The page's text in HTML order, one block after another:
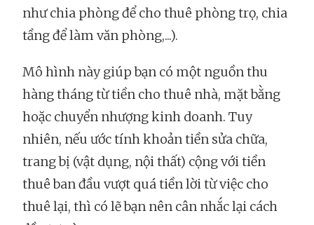
như chia phòng để cho thuê phòng trọ, chia
tầng để làm văn phòng,...).
Mô hình này giúp bạn có một nguồn thu
hàng tháng từ tiền cho thuê nhà, mặt bằng
hoặc chuyển nhượng kinh doanh. Tuy
nhiên, nếu ước tính khoản tiền sửa chữa,
trang bị (vật dụng, nội thất) cộng với tiền
thuê ban đầu vượt quá tiền lời từ việc cho
thuê lại, thì có lẽ bạn nên cân nhắc lại cách